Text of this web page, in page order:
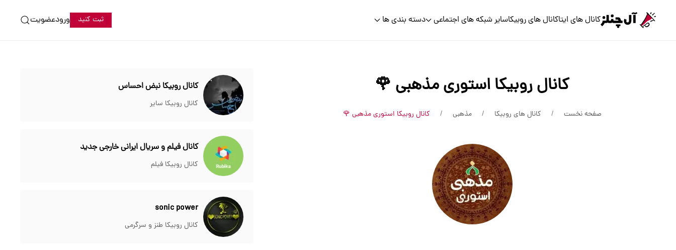
کانال های ایتاکانال های روبیکاسایر شبکه های اجتماعی دسته بندی ها ثبت کنید ورودعضویت
کانال روبیکا استوری مذهبی 🌹
صفحه نخست کانال های روبیکا مذهبی کانال روبیکا استوری مذهبی 🌹
کانال روبیکا نبض احساس
کانال روبیکا سایر
کانال فیلم و سریال ایرانی خارجی جدید
کانال روبیکا فیلم
sonic power
کانال روبیکا طنز و سرگرمی